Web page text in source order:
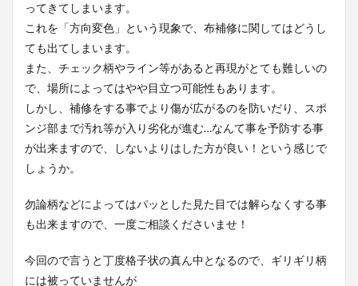
ってきてしまいます。
これを「方向変色」という現象で、布補修に関してはどうし
ても出てしまいます。
また、チェック柄やライン等があると再現がとても難しいの
で、場所によってはやや目立つ可能性もあります。
しかし、補修をする事でより傷が広がるのを防いだり、スポ
ンジ部まで汚れ等が入り劣化が進む…なんて事を予防する事
が出来ますので、しないよりはした方が良い！という感じで
しょうか。
勿論柄などによってはパッとした見た目では解らなくする事
も出来ますので、一度ご相談くださいませ！
今回ので言うと丁度格子状の真ん中となるので、ギリギリ柄
には被っていませんが